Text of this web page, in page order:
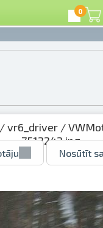
0
vr6_driver/
7512242.jpg
Nosūtīt